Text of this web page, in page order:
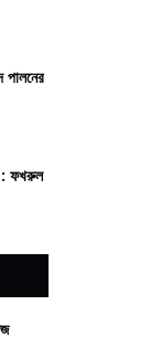
পালনের
: ফখরুল